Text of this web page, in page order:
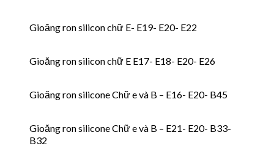
Gioăng ron silicon chữ E- E19- E20- E22
Gioăng ron silicon chữ E E17- E18- E20- E26
Gioăng ron silicone Chữ e và B – E16- E20- B45
Gioăng ron silicone Chữ e và B – E21- E20- B33-
B32